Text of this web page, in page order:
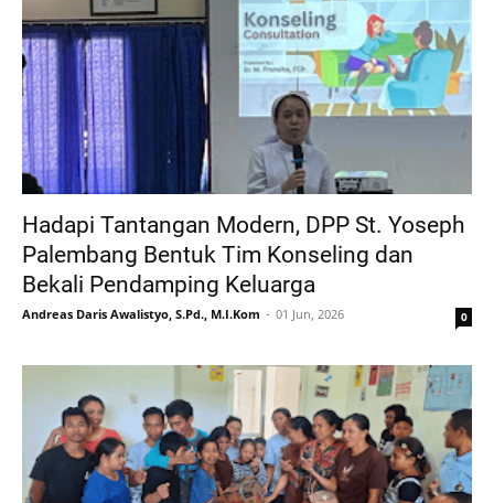
Hadapi Tantangan Modern, DPP St. Yoseph
Palembang Bentuk Tim Konseling dan
Bekali Pendamping Keluarga
Andreas Daris Awalistyo, S.Pd., M.I.Kom 01 Jun, 2026 0